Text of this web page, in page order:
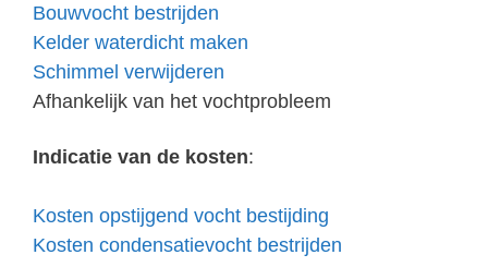
Bouwvocht bestrijden
Kelder waterdicht maken
Schimmel verwijderen
Afhankelijk van het vochtprobleem
Indicatie van de kosten:
Kosten opstijgend vocht bestijding
Kosten condensatievocht bestrijden